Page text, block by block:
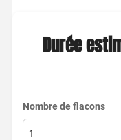
Durée
Nombre de flacons